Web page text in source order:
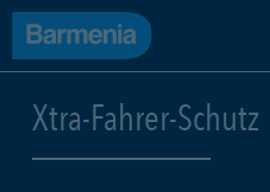
Xtra-Fahrer-Schutz